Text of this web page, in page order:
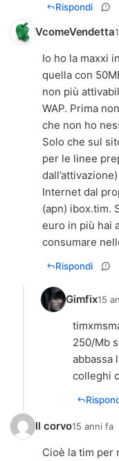
Rispondi
VcomeVendetta
Io ho la maxxi
quella con
non più
WAP. Prima
che non ho
Solo che sul
per le linee
Internet dal
(apn) ibox.tim.
euro in più hai
consumare
Rispondi
Gimfix15
250/Mb
abbassa
colleghi
Il corvo15 anni fa
Cioè la tim per